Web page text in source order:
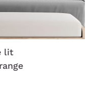
lit